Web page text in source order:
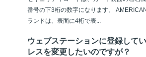
番号の下3桁の数字になります。
ランドは、表面に4桁で表...
ウェブステーションに登録して
レスを変更したいのですが？